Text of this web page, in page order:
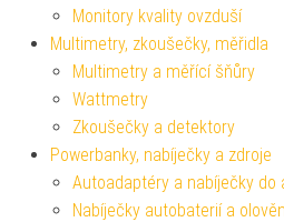
Monitory kvality ovzduší
Multimetry, zkoušečky, měřidla
Multimetry a měřící šňůry
Wattmetry
Zkoušečky a detektory
Powerbanky, nabíječky a zdroje
Autoadaptéry a nabíječky do
Nabíječky autobaterií a